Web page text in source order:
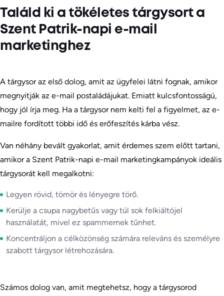
Találd ki a tökéletes tárgysort a
Szent Patrik-napi e-mail
marketinghez
A tárgysor az első dolog, amit az ügyfelei látni fognak, amikor
megnyitják az e-mail postaládájukat. Emiatt kulcsfontosságú,
hogy jól írja meg. Ha a tárgysor nem kelti fel a figyelmet, az e-
mailre fordított többi idő és erőfeszítés kárba vész.
Van néhány bevált gyakorlat, amit érdemes szem előtt tartani,
amikor a Szent Patrik-napi e-mail marketingkampányok ideális
tárgysorát kell megalkotni:
Legyen rövid, tömör és lényegre törő.
Kerülje a csupa nagybetűs vagy túl sok felkiáltójel
használatát, mivel ez spammernek tűnhet.
Koncentráljon a célközönség számára releváns és személyre
szabott tárgysor létrehozására.
Számos dolog van, amit megtehetsz, hogy a tárgysorod